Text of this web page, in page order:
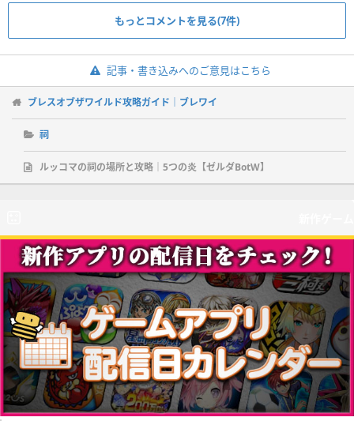
もっとコメントを見る(7件)
記事・書き込みへのご意見はこちら
ブレスオブザワイルド攻略ガイド｜ブレワイ
祠
ルッコマの祠の場所と攻略｜5つの炎【ゼルダBotW】